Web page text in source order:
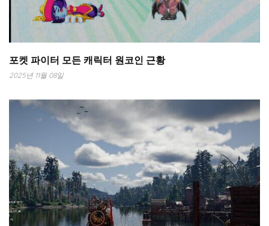
포켓 파이터 모든 캐릭터 원코인 근황
2025년 11월 08일